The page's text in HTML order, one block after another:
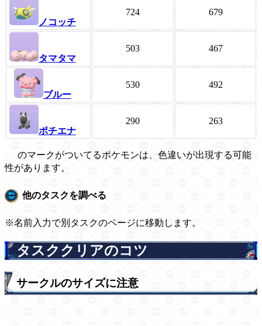
ノコッチ
724 679
タマタマ
503 467
ブルー
530 492
ポチエナ
290 263
のマークがついてるポケモンは、色違いが出現する可能
性があります。
他のタスクを調べる
※名前入力で別タスクのページに移動します。
タスククリアのコツ
サークルのサイズに注意